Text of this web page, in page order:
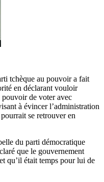
tchèque au pouvoir a fait
en déclarant vouloir
de voter avec
à évincer l’administration
se retrouver en
du parti démocratique
que le gouvernement
qu’il était temps pour lui de